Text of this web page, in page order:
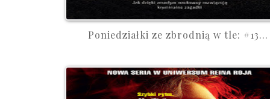
Poniedziałki ze zbrodnią w tle: #13...